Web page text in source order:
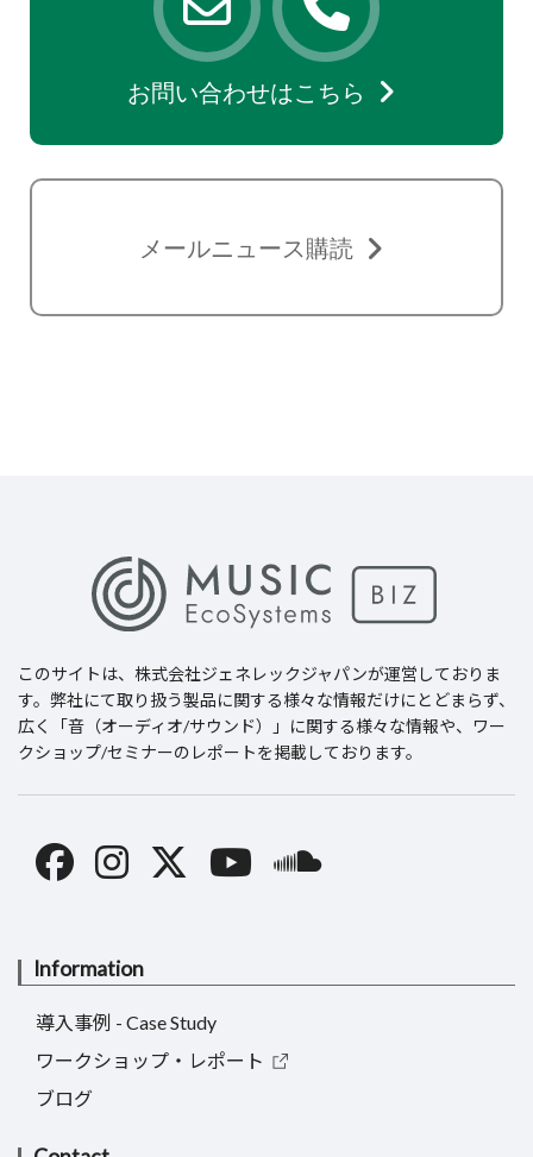
お問い合わせはこちら
メールニュース購読
このサイトは、 株式会社ジェネレックジャパンが運営しておりま
す。弊社にて取り扱う製品に関する様々な情報だけにとどまらず、
広く「音（オーディオ/サウンド）」に関する様々な情報や、ワー
クショップ/セミナーのレポートを掲載しております。
Information
導入事例 - Case Study
ワークショップ・レポート
ブログ